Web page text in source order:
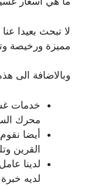
لا تبحث بعيدا
مميزة ورخيصة
وبالاضافة الى
خدمات
محرك
أيضا
القرين
لدينا
لديه